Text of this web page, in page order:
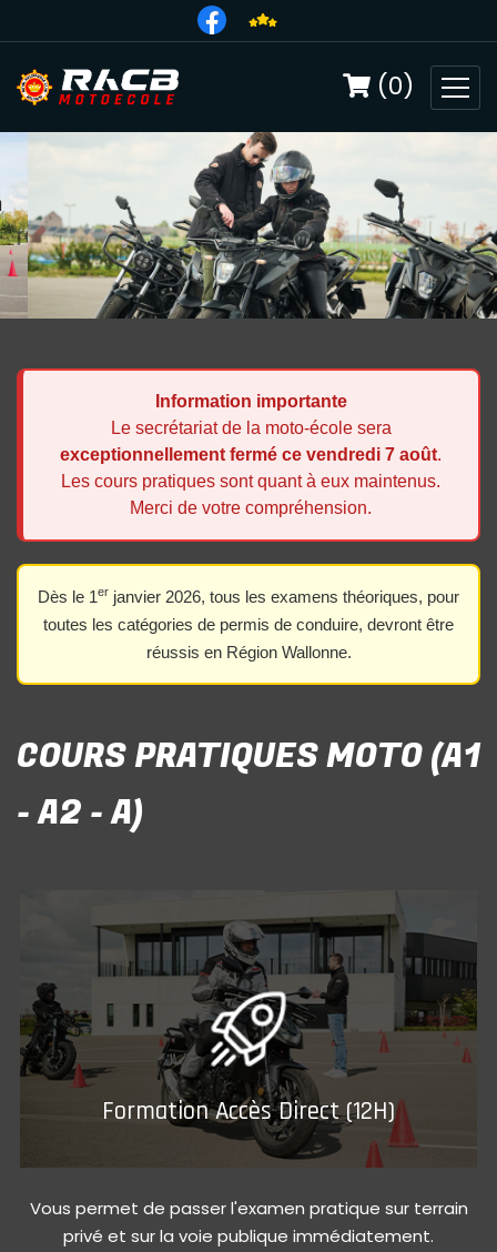
(0)
Information importante
Le secrétariat de la moto-école sera
exceptionnellement fermé ce vendredi 7 août.
Les cours pratiques sont quant à eux maintenus.
Merci de votre compréhension.
Dès le 1er janvier 2026, tous les examens théoriques, pour
toutes les catégories de permis de conduire, devront être
réussis en Région Wallonne.
COURS PRATIQUES MOTO (A1
- A2 - A)
Formation Accès Direct (12H)
Vous permet de passer l'examen pratique sur terrain
privé et sur la voie publique immédiatement.